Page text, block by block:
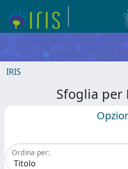
IRIS
Sfoglia per
Ordina per: